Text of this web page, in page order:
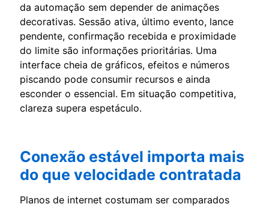
da automação sem depender de animações
decorativas. Sessão ativa, último evento, lance
pendente, confirmação recebida e proximidade
do limite são informações prioritárias. Uma
interface cheia de gráficos, efeitos e números
piscando pode consumir recursos e ainda
esconder o essencial. Em situação competitiva,
clareza supera espetáculo.
Conexão estável importa mais
do que velocidade contratada
Planos de internet costumam ser comparados